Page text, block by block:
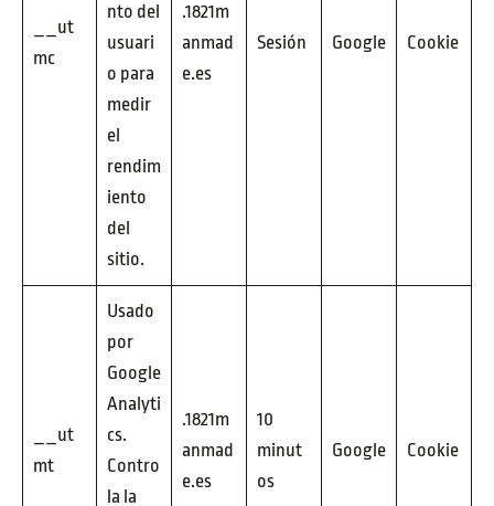
__ut
mc
nto del
usuari
o para
medir
el
rendim
iento
del
sitio.
.1821m
anmad
e.es
Sesión Google Cookie
__ut
mt
Usado
por
Google
Analyti
cs.
Contro
la la
.1821m
anmad
e.es
10
minut
os
Google Cookie